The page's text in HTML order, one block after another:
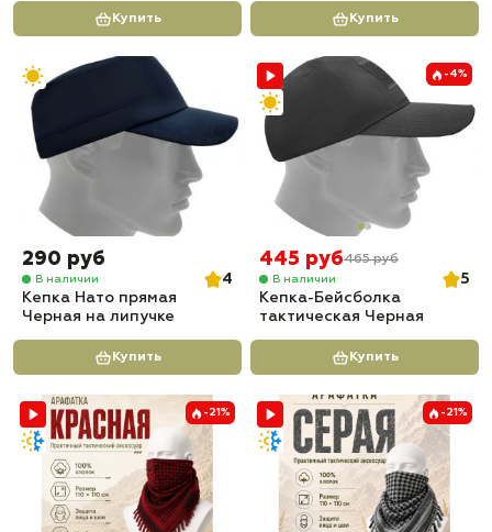
Купить Купить
290 руб
В наличии
4
Кепка Нато прямая
Черная на липучке
Купить
-4%
445 руб465 руб
В наличии
5
Кепка-Бейсболка
тактическая Черная
Купить
-21% -21%